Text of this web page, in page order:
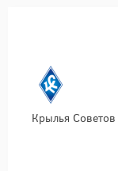
Крылья Советов